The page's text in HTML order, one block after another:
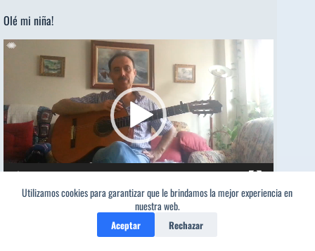
Utilizamos cookies para garantizar que le brindamos la mejor experiencia en
nuestra web.
Aceptar Rechazar
Olé mi niña!
Reproductor